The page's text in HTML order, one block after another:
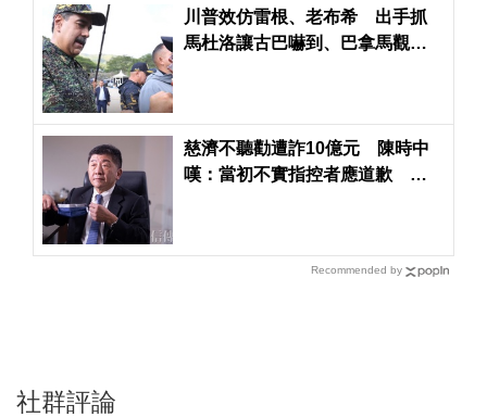
川普效仿雷根、老布希 出手抓
馬杜洛讓古巴嚇到、巴拿馬觀
慈濟不聽勸遭詐10億元 陳時中
嘆：當初不實指控者應道歉 綠
Recommended by
社群評論